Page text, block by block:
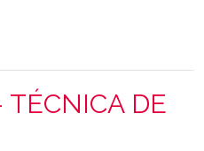
TÉCNICA DE